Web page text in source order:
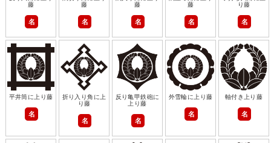
藤
名
藤
名
藤
名
藤
名
り藤
名
平井筒に上り藤
名
折り入り角に上
り藤
名
反り亀甲鉄砲に
上り藤
名
外雪輪に上り藤
名
軸付き上り藤
名